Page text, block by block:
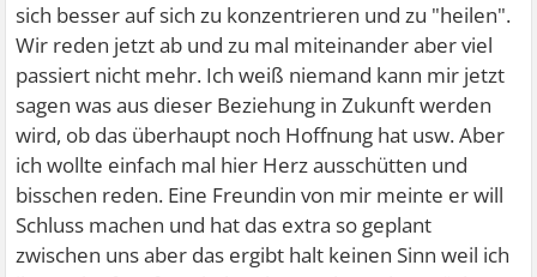
sich besser auf sich zu konzentrieren und zu "heilen".
Wir reden jetzt ab und zu mal miteinander aber viel
passiert nicht mehr. Ich weiß niemand kann mir jetzt
sagen was aus dieser Beziehung in Zukunft werden
wird, ob das überhaupt noch Hoffnung hat usw. Aber
ich wollte einfach mal hier Herz ausschütten und
bisschen reden. Eine Freundin von mir meinte er will
Schluss machen und hat das extra so geplant
zwischen uns aber das ergibt halt keinen Sinn weil ich